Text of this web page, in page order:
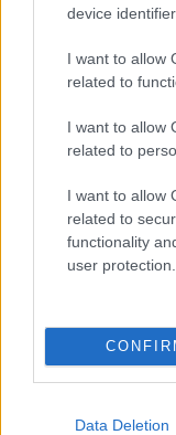
device
I want to allow
related to
I want to allow
related to
I want to allow
related to
functionality
user protection.
Data Deletion
Κεντρικό
ΑΠΟΣΠΑΣΜΑΤΑ...|
Βίντεο
τροχαίο στις
Κεντρικό...|